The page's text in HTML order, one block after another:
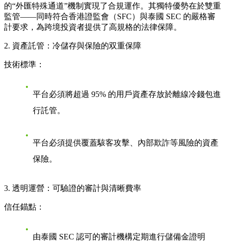
的“外匯特殊通道”機制實現了合規運作。其獨特優勢在於雙重
監管——同時符合香港證監會（SFC）與泰國 SEC 的嚴格審
計要求，為跨境投資者提供了高規格的法律保障。
2. 資產託管：冷儲存與保險的双重保障
技術標準：
平台必須將超過 95% 的用戶資產存放於離線冷錢包進
行託管。
平台必須提供覆蓋駭客攻擊、內部欺詐等風險的資產
保險。
3. 透明運營：可驗證的審計與清晰費率
信任錨點：
由泰國 SEC 認可的審計機構定期進行儲備金證明